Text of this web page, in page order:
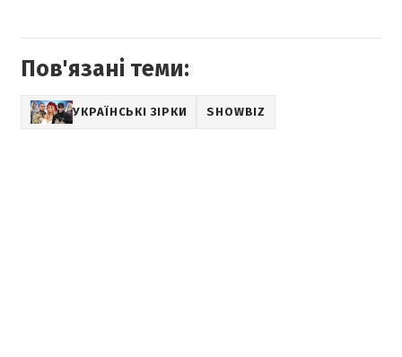
Пов'язані теми:
УКРАЇНСЬКІ ЗІРКИ SHOWBIZ